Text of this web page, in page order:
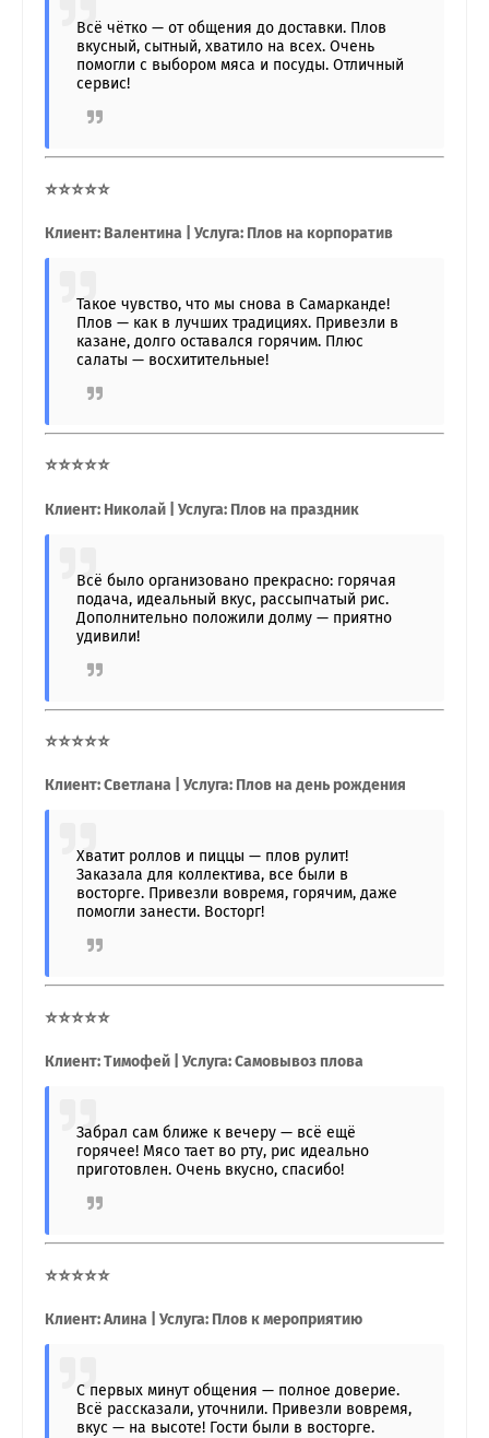
Всё чётко — от общения до доставки. Плов
вкусный, сытный, хватило на всех. Очень
помогли с выбором мяса и посуды. Отличный
сервис!
⭐⭐⭐⭐⭐
Клиент: Валентина | Услуга: Плов на корпоратив
Такое чувство, что мы снова в Самарканде!
Плов — как в лучших традициях. Привезли в
казане, долго оставался горячим. Плюс
салаты — восхитительные!
⭐⭐⭐⭐⭐
Клиент: Николай | Услуга: Плов на праздник
Всё было организовано прекрасно: горячая
подача, идеальный вкус, рассыпчатый рис.
Дополнительно положили долму — приятно
удивили!
⭐⭐⭐⭐⭐
Клиент: Светлана | Услуга: Плов на день рождения
Хватит роллов и пиццы — плов рулит!
Заказала для коллектива, все были в
восторге. Привезли вовремя, горячим, даже
помогли занести. Восторг!
⭐⭐⭐⭐⭐
Клиент: Тимофей | Услуга: Самовывоз плова
Забрал сам ближе к вечеру — всё ещё
горячее! Мясо тает во рту, рис идеально
приготовлен. Очень вкусно, спасибо!
⭐⭐⭐⭐⭐
Клиент: Алина | Услуга: Плов к мероприятию
С первых минут общения — полное доверие.
Всё рассказали, уточнили. Привезли вовремя,
вкус — на высоте! Гости были в восторге.